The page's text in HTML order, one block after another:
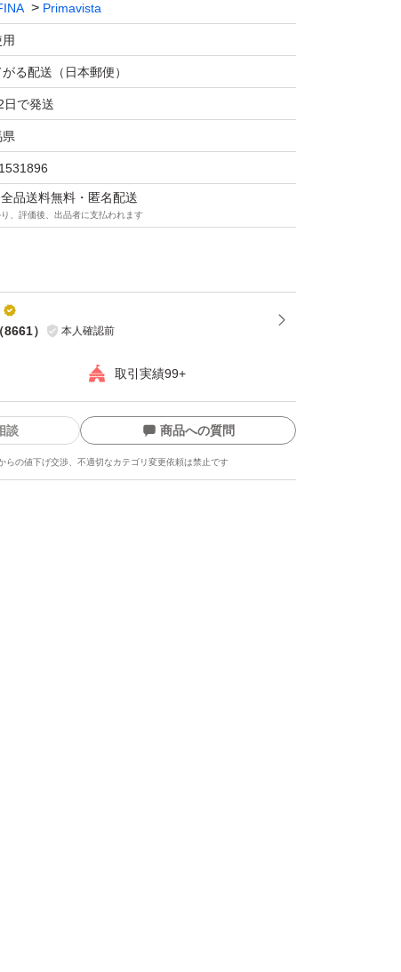
Primavista
る配送（日本郵便）
日で発送
品送料無料・匿名配送
、評価後、出品者に支払われます
（8661） 本人確認前
取引実績99+
してい
談 商品への質問
らの値下げ交渉、不適切なカテゴリ変更依頼は禁止です